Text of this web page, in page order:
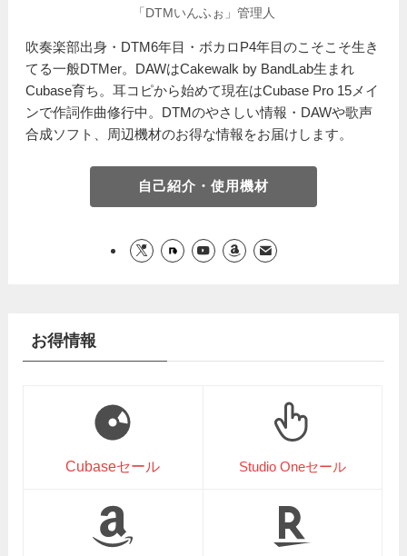
「DTMいんふぉ」管理人
吹奏楽部出身・DTM6年目・ボカロP4年目のこそこそ生き
てる一般DTMer。DAWはCakewalk by BandLab生まれ
Cubase育ち。耳コピから始めて現在はCubase Pro 15メイ
ンで作詞作曲修行中。DTMのやさしい情報・DAWや歌声
合成ソフト、周辺機材のお得な情報をお届けします。
自己紹介・使用機材
お得情報
Cubaseセール Studio Oneセール